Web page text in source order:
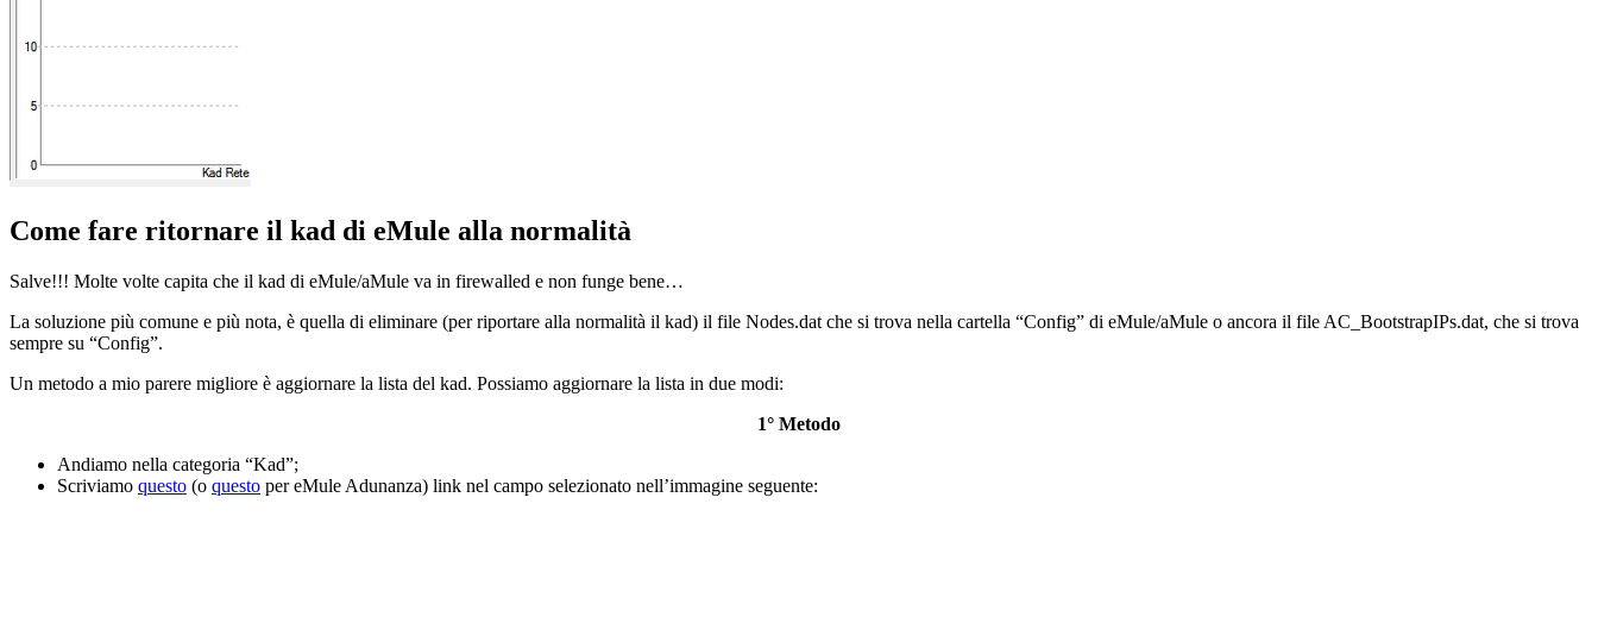
Come fare ritornare il kad di eMule alla normalità
Salve!!! Molte volte capita che il kad di eMule/aMule va in firewalled e non funge bene…
La soluzione più comune e più nota, è quella di eliminare (per riportare alla normalità il kad) il file Nodes.dat che si trova nella cartella “Config” di eMule/aMule o ancora il file AC_BootstrapIPs.dat, che si trova
sempre su “Config”.
Un metodo a mio parere migliore è aggiornare la lista del kad. Possiamo aggiornare la lista in due modi:
1° Metodo
Andiamo nella categoria “Kad”;
Scriviamo questo (o questo per eMule Adunanza) link nel campo selezionato nell’immagine seguente: